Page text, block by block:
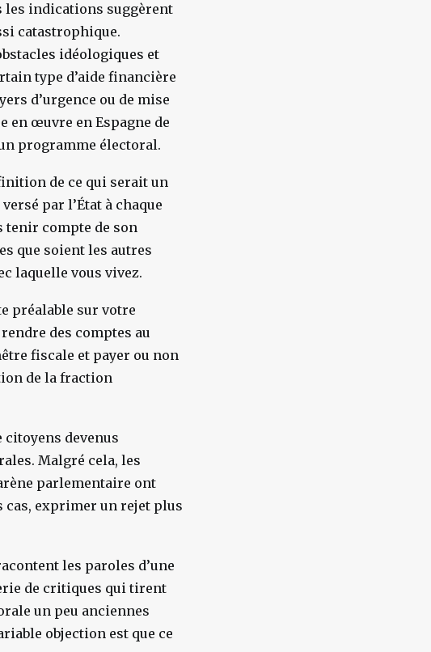
les indications suggèrent
catastrophique.
idéologiques et
type d’aide financière
d’urgence ou de mise
en œuvre en Espagne de
programme électoral.
de ce qui serait un
par l’État à chaque
tenir compte de son
que soient les autres
laquelle vous vivez.
préalable sur votre
des comptes au
fiscale et payer ou non
de la fraction
citoyens devenus
Malgré cela, les
parlementaire ont
cas, exprimer un rejet plus
les paroles d’une
de critiques qui tirent
un peu anciennes
objection est que ce